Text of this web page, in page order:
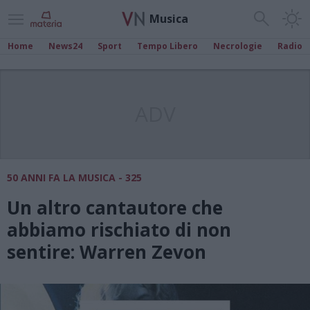
Musica
Home News24 Sport Tempo Libero Necrologie Radio
50 ANNI FA LA MUSICA - 325
Un altro cantautore che
abbiamo rischiato di non
sentire: Warren Zevon